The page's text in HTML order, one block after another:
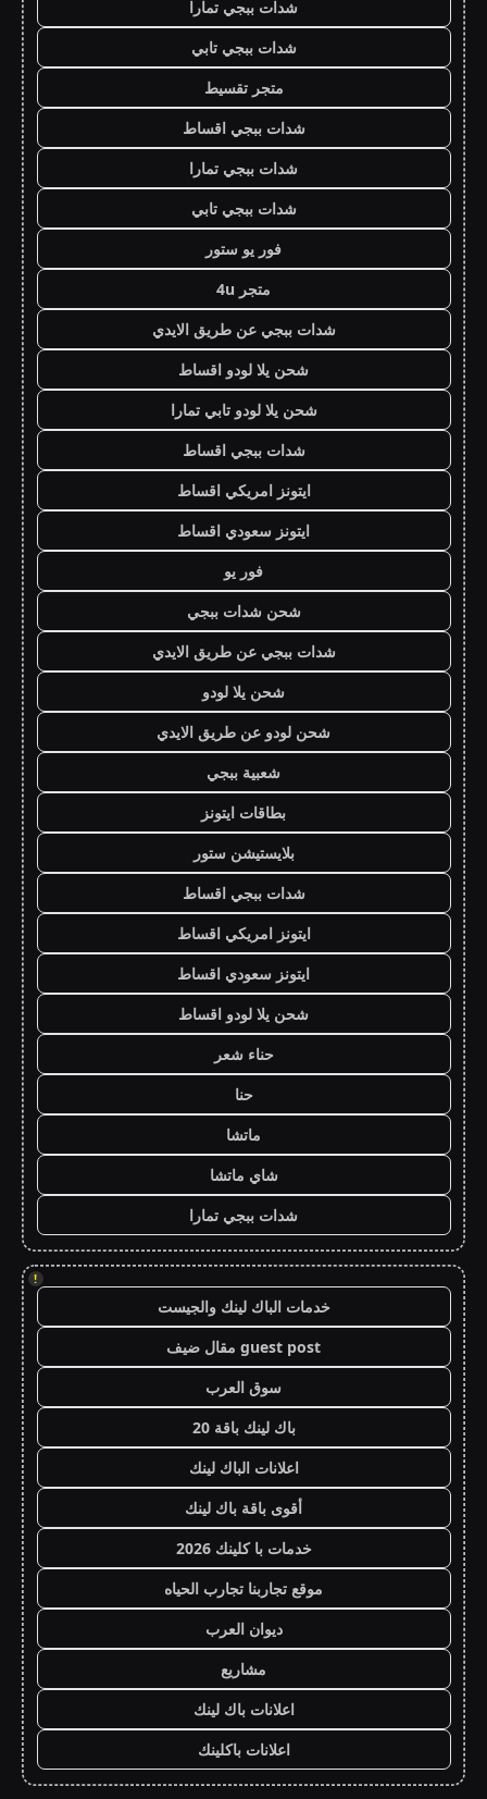
شدات ببجي تمارا
شدات ببجي تابي
متجر تقسيط
شدات ببجي اقساط
شدات ببجي تمارا
شدات ببجي تابي
فور يو ستور
متجر 4u
شدات ببجي عن طريق الايدي
شحن يلا لودو اقساط
شحن يلا لودو تابي تمارا
شدات ببجي اقساط
ايتونز امريكي اقساط
ايتونز سعودي اقساط
فور يو
شحن شدات ببجي
شدات ببجي عن طريق الايدي
شحن يلا لودو
شحن لودو عن طريق الايدي
شعبية ببجي
بطاقات ايتونز
بلايستيشن ستور
شدات ببجي اقساط
ايتونز امريكي اقساط
ايتونز سعودي اقساط
شحن يلا لودو اقساط
حناء شعر
حنا
ماتشا
شاي ماتشا
شدات ببجي تمارا
!
خدمات الباك لينك والجيست
guest post مقال ضيف
سوق العرب
باك لينك باقة 20
اعلانات الباك لينك
أقوى باقة باك لينك
خدمات با كلينك 2026
موقع تجاربنا تجارب الحياه
ديوان العرب
مشاريع
اعلانات باك لينك
اعلانات باكلينك